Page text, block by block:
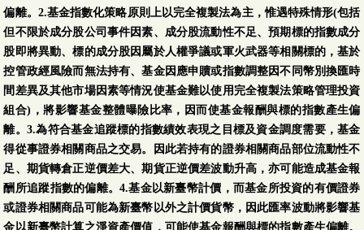
偏離。2.基金指數化策略原則上以完全複製法為主，惟遇特殊情形(包括
但不限於成分股公司事件因素、成分股流動性不足、預期標的指數成分
股即將異動、標的成分股因屬於人權爭議或軍火武器等相關標的，基於
控管政經風險而無法持有、基金因應申贖或指數調整因不同幣別換匯時
間差異及其他市場因素等情況使基金難以使用完全複製法策略管理投資
組合)，將影響基金整體曝險比率，因而使基金報酬與標的指數產生偏
離。3.為符合基金追蹤標的指數績效表現之目標及資金調度需要，基金
得從事證券相關商品之交易。因此若持有的證券相關商品部位流動性不
足、期貨轉倉正逆價差大、期貨正逆價差波動升高，亦可能造成基金報
酬所追蹤指數的偏離。4.基金以新臺幣計價，而基金所投資的有價證券
或證券相關商品可能為新臺幣以外之計價貨幣，因此匯率波動將影響基
金以新臺幣計算之淨資產價值，可能使基金報酬與標的指數產生偏離。